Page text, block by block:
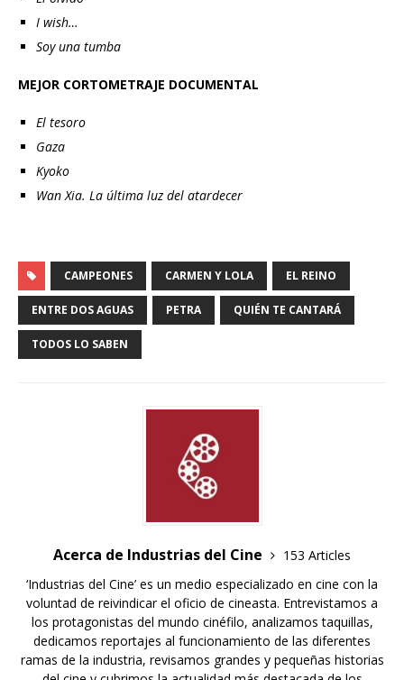
I wish…
Soy una tumba
MEJOR CORTOMETRAJE DOCUMENTAL
El tesoro
Gaza
Kyoko
Wan Xia. La última luz del atardecer
CAMPEONES CARMEN Y LOLA EL REINO
ENTRE DOS AGUAS PETRA QUIÉN TE CANTARÁ
TODOS LO SABEN
Acerca de Industrias del Cine
153 Articles
‘Industrias del Cine’ es un medio especializado en cine con la
voluntad de reivindicar el oficio de cineasta. Entrevistamos a
los protagonistas del mundo cinéfilo, analizamos taquillas,
dedicamos reportajes al funcionamiento de las diferentes
ramas de la industria, revisamos grandes y pequeñas historias